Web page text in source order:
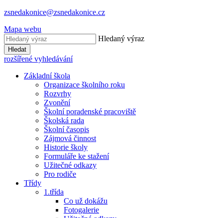
zsnedakonice@zsnedakonice.cz
Mapa webu
Hledaný výraz
Hledat
rozšířené vyhledávání
Základní škola
Organizace školního roku
Rozvrhy
Zvonění
Školní poradenské pracoviště
Školská rada
Školní časopis
Zájmová činnost
Historie školy
Formuláře ke stažení
Užitečné odkazy
Pro rodiče
Třídy
1.třída
Co už dokážu
Fotogalerie